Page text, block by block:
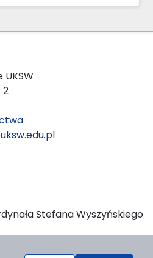
2
Stefana Wyszyńskiego